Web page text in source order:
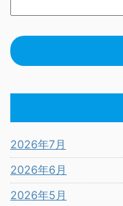
2026年7月
2026年6月
2026年5月